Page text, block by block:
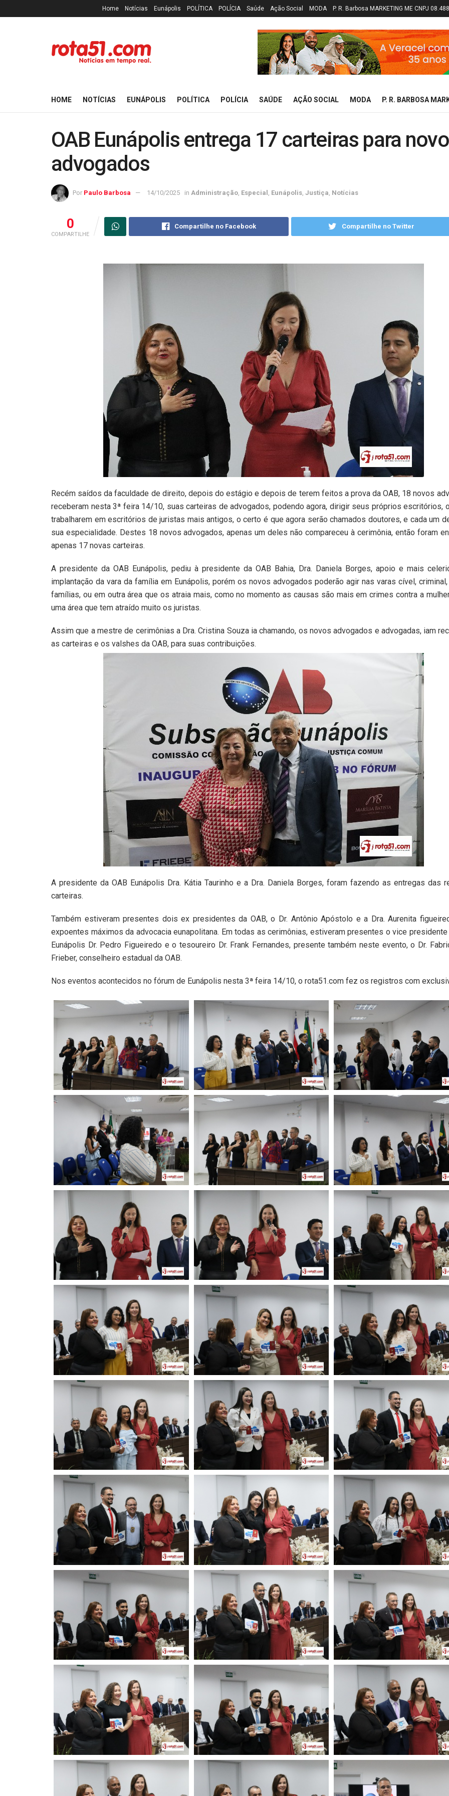
Home Notícias Eunápolis POLÍTICA POLÍCIA Saúde Ação Social MODA P. R. Barbosa MARKETING ME CNPJ
HOME NOTÍCIAS EUNÁPOLIS POLÍTICA POLÍCIA SAÚDE AÇÃO SOCIAL MODA P. R. BARBOSA
OAB Eunápolis entrega 17 carteiras para
advogados
Por Paulo Barbosa 14/10/2025 in Administração Especial Eunápolis Justiça Notícias
0
COMPARTILHE
Compartilhe no Facebook Compartilhe no Twitter
Recém saídos da faculdade de direito, depois do estágio e depois de terem feitos a prova da OAB, 18 novos
receberam nesta 3ª feira 14/10, suas carteiras de advogados, podendo agora, dirigir seus próprios escritórios,
trabalharem em escritórios de juristas mais antigos, o certo é que agora serão chamados doutores, e cada um
sua especialidade. Destes 18 novos advogados, apenas um deles não compareceu à cerimônia, então foram
apenas 17 novas carteiras.
A presidente da OAB Eunápolis, pediu à presidente da OAB Bahia, Dra. Daniela Borges, apoio e mais
implantação da vara da família em Eunápolis, porém os novos advogados poderão agir nas varas cível,
famílias, ou em outra área que os atraia mais, como no momento as causas são mais em crimes contra a
uma área que tem atraído muito os juristas.
Assim que a mestre de cerimônias a Dra. Cristina Souza ia chamando, os novos advogados e advogadas, iam
as carteiras e os valshes da OAB, para suas contribuições.
A presidente da OAB Eunápolis Dra. Kátia Taurinho e a Dra. Daniela Borges, foram fazendo as entregas das
carteiras.
Também estiveram presentes dois ex presidentes da OAB, o Dr. Antônio Apóstolo e a Dra. Aurenita
expoentes máximos da advocacia eunapolitana. Em todas as cerimônias, estiveram presentes o vice presidente
Eunápolis Dr. Pedro Figueiredo e o tesoureiro Dr. Frank Fernandes, presente também neste evento, o Dr.
Frieber, conselheiro estadual da OAB.
Nos eventos acontecidos no fórum de Eunápolis nesta 3ª feira 14/10, o rota51.com fez os registros com